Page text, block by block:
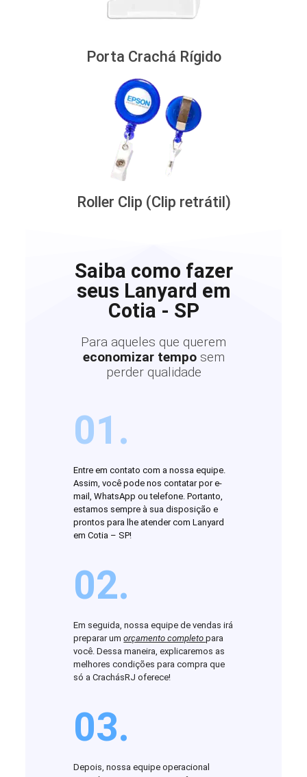
Porta Crachá Rígido
Roller Clip (Clip retrátil)
Saiba como fazer
seus Lanyard em
Cotia - SP
Para aqueles que querem
economizar tempo sem
perder qualidade
01.
Entre em contato com a nossa equipe.
Assim, você pode nos contatar por e-
mail, WhatsApp ou telefone. Portanto,
estamos sempre à sua disposição e
prontos para lhe atender com Lanyard
em Cotia – SP!
02.
Em seguida, nossa equipe de vendas irá
preparar umorçamento completopara
você. Dessa maneira, explicaremos as
melhores condições para compra que
só a CrachásRJ oferece!
03.
Depois, nossa equipe operacional